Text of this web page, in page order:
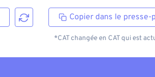
Copier dans le presse-
*CAT changée en CAT qui est